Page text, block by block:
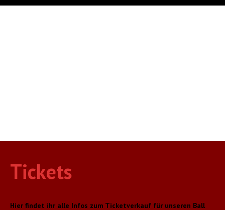
Tickets
Hier findet ihr alle Infos zum Ticketverkauf für unseren Ball